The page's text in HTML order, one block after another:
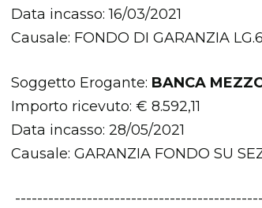
Data incasso: 16/03/2021
Causale: FONDO DI GARANZIA
Soggetto Erogante: BANCA
Importo ricevuto: € 8.592,11
Data incasso: 28/05/2021
Causale: GARANZIA FONDO SU